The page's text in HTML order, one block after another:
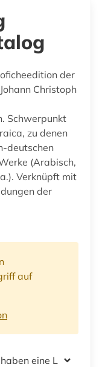
der
Christoph
Schwerpunkt
zu denen
deutschen
(Arabisch,
Verknüpft mit
der
auf
eine Lizenz